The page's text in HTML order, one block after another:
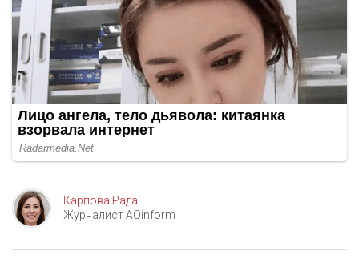
Карпова Рада
Журналист AOinform